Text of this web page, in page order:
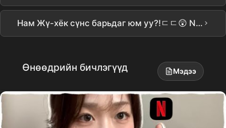
Нам Жү-хёк сүнс барьдаг юм уу?!ㄷㄷ😲 Netflix [Донгунг] Тизер трейлер нээлтээ хийлээ #남주혁 #노윤서 #조승우 #장영남 #namjoohyuk ›
Өнөөдрийн бичлэгүүд Мэдээ